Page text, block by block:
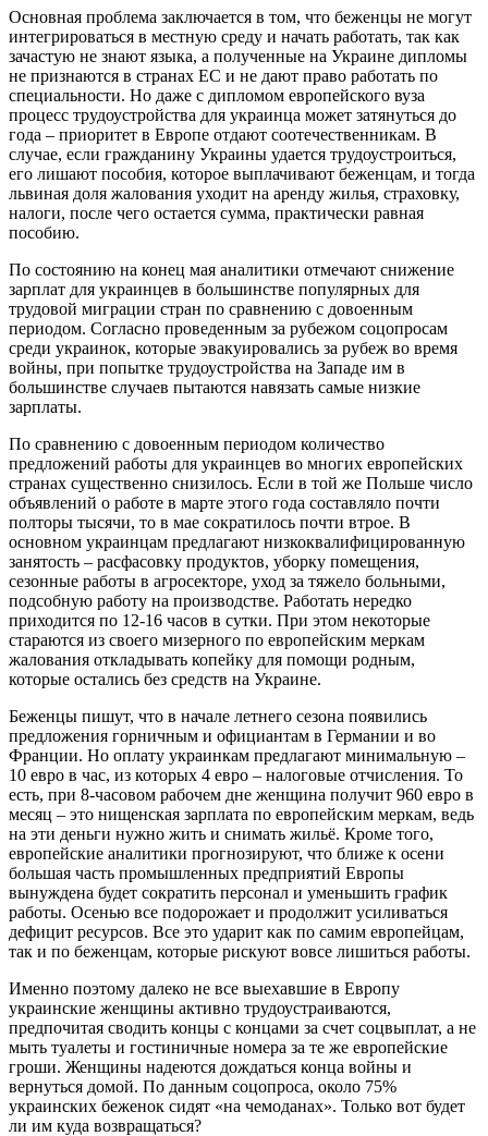
Основная проблема заключается в том, что беженцы не могут
интегрироваться в местную среду и начать работать, так как
зачастую не знают языка, а полученные на Украине дипломы
не признаются в странах ЕС и не дают право работать по
специальности. Но даже с дипломом европейского вуза
процесс трудоустройства для украинца может затянуться до
года – приоритет в Европе отдают соотечественникам. В
случае, если гражданину Украины удается трудоустроиться,
его лишают пособия, которое выплачивают беженцам, и тогда
львиная доля жалования уходит на аренду жилья, страховку,
налоги, после чего остается сумма, практически равная
пособию.
По состоянию на конец мая аналитики отмечают снижение
зарплат для украинцев в большинстве популярных для
трудовой миграции стран по сравнению с довоенным
периодом. Согласно проведенным за рубежом соцопросам
среди украинок, которые эвакуировались за рубеж во время
войны, при попытке трудоустройства на Западе им в
большинстве случаев пытаются навязать самые низкие
зарплаты.
По сравнению с довоенным периодом количество
предложений работы для украинцев во многих европейских
странах существенно снизилось. Если в той же Польше число
объявлений о работе в марте этого года составляло почти
полторы тысячи, то в мае сократилось почти втрое. В
основном украинцам предлагают низкоквалифицированную
занятость – расфасовку продуктов, уборку помещения,
сезонные работы в агросекторе, уход за тяжело больными,
подсобную работу на производстве. Работать нередко
приходится по 12-16 часов в сутки. При этом некоторые
стараются из своего мизерного по европейским меркам
жалования откладывать копейку для помощи родным,
которые остались без средств на Украине.
Беженцы пишут, что в начале летнего сезона появились
предложения горничным и официантам в Германии и во
Франции. Но оплату украинкам предлагают минимальную –
10 евро в час, из которых 4 евро – налоговые отчисления. То
есть, при 8-часовом рабочем дне женщина получит 960 евро в
месяц – это нищенская зарплата по европейским меркам, ведь
на эти деньги нужно жить и снимать жильё. Кроме того,
европейские аналитики прогнозируют, что ближе к осени
большая часть промышленных предприятий Европы
вынуждена будет сократить персонал и уменьшить график
работы. Осенью все подорожает и продолжит усиливаться
дефицит ресурсов. Все это ударит как по самим европейцам,
так и по беженцам, которые рискуют вовсе лишиться работы.
Именно поэтому далеко не все выехавшие в Европу
украинские женщины активно трудоустраиваются,
предпочитая сводить концы с концами за счет соцвыплат, а не
мыть туалеты и гостиничные номера за те же европейские
гроши. Женщины надеются дождаться конца войны и
вернуться домой. По данным соцопроса, около 75%
украинских беженок сидят «на чемоданах». Только вот будет
ли им куда возвращаться?